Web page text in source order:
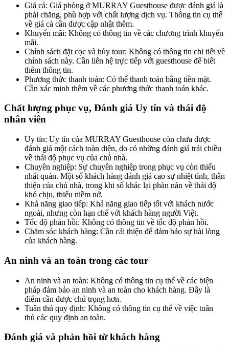
Giá cả: Giá phòng ở MURRAY Guesthouse được đánh giá là
phải chăng, phù hợp với chất lượng dịch vụ. Thông tin cụ thể
về giá cả cần được cập nhật thêm.
Khuyến mãi: Không có thông tin về các chương trình khuyến
mãi.
Chính sách đặt cọc và hủy tour: Không có thông tin chi tiết về
chính sách này. Cần liên hệ trực tiếp với guesthouse để biết
thêm thông tin.
Phương thức thanh toán: Có thể thanh toán bằng tiền mặt.
Cần xác minh thêm về các phương thức thanh toán khác.
Chất lượng phục vụ, Đánh giá Uy tín và thái độ
nhân viên
Uy tín: Uy tín của MURRAY Guesthouse còn chưa được
đánh giá một cách toàn diện, do có những đánh giá trái chiều
về thái độ phục vụ của chủ nhà.
Chuyên nghiệp: Sự chuyên nghiệp trong phục vụ còn thiếu
nhất quán. Một số khách hàng đánh giá cao sự nhiệt tình, thân
thiện của chủ nhà, trong khi số khác lại phàn nàn về thái độ
khó chịu, thiếu niềm nở.
Khả năng giao tiếp: Khả năng giao tiếp tốt với khách nước
ngoài, nhưng còn hạn chế với khách hàng người Việt.
Tốc độ phản hồi: Không có thông tin về tốc độ phản hồi.
Chăm sóc khách hàng: Cần cải thiện để đảm bảo sự hài lòng
của khách hàng.
An ninh và an toàn trong các tour
An ninh và an toàn: Không có thông tin cụ thể về các biện
pháp đảm bảo an ninh và an toàn cho khách hàng. Đây là
điểm cần được chú trọng hơn.
Tuân thủ quy định: Không có thông tin cụ thể về việc tuân
thủ các quy định an toàn.
Đánh giá và phản hồi từ khách hàng